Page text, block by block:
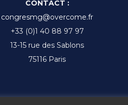
CONTACT :
congresmg@overcome.fr
+33 (0)1 40 88 97 97
13-15 rue des Sablons
75116 Paris